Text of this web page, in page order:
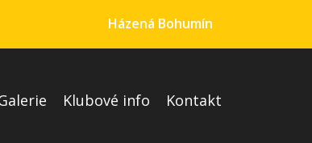
Házená Bohumín
Klubové info Kontakt